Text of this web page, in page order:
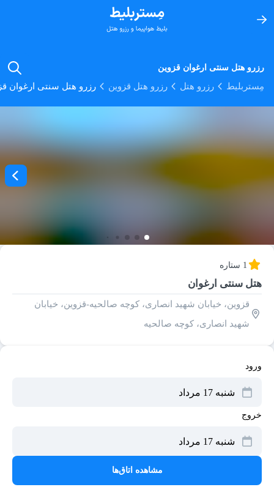
رزرو هتل سنتی ارغوان قزوین
مِستربلیط رزرو هتل رزرو هتل قزوین رزرو هتل سنتی ارغوان
1 ستاره
هتل سنتی ارغوان
قزوین، خیابان شهید انصاری، کوچه صالحیه-قزوین، خیابان
شهید انصاری، کوچه صالحیه
ورود
خروج
مشاهده اتاق‌ها